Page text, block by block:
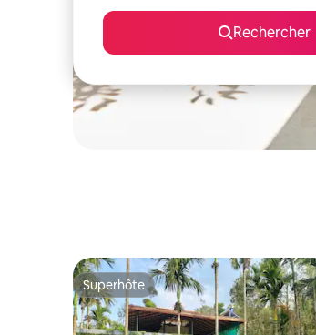
Rechercher
Superhôte
Superhôte